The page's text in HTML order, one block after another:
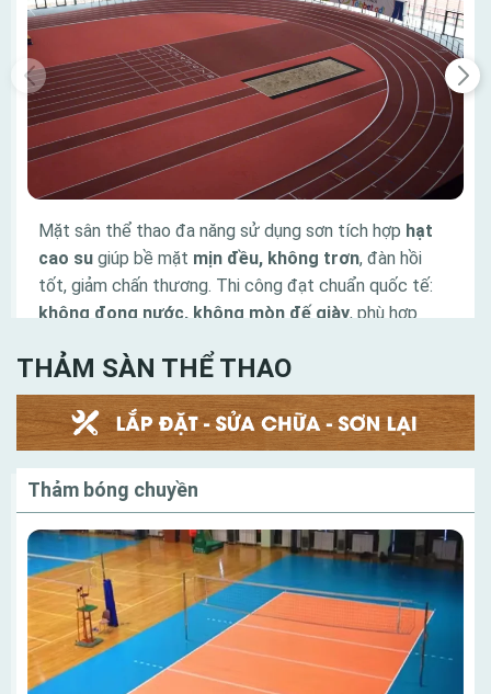
Mặt sân thể thao đa năng sử dụng sơn tích hợp hạt
cao su giúp bề mặt mịn đều, không trơn, đàn hồi
tốt, giảm chấn thương. Thi công đạt chuẩn quốc tế:
không đọng nước, không mòn đế giày, phù hợp
tưởng.
Tính Phú Quí cung cấp trọn bộ thiết bị cho đường
chạy và đường pitch đạt chuẩn thi đấu, phù hợp cho
sân vận động, trường học và khu thể thao chuyên
nghiệp.
Danh mục
THẢM SÀN THỂ THAO
Thảm bóng chuyền